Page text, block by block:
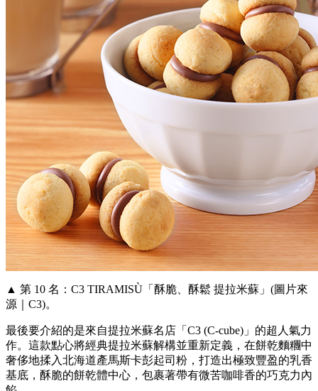
▲ 第 10 名：C3 TIRAMISÙ「酥脆、酥鬆 提拉米蘇」(圖片來
源｜C3)。
最後要介紹的是來自提拉米蘇名店「C3 (C-cube)」的超人氣力
作。這款點心將經典提拉米蘇解構並重新定義，在餅乾麵糰中
奢侈地揉入北海道產馬斯卡彭起司粉，打造出極致豐盈的乳香
基底，酥脆的餅乾體中心，包裹著帶有微苦咖啡香的巧克力內